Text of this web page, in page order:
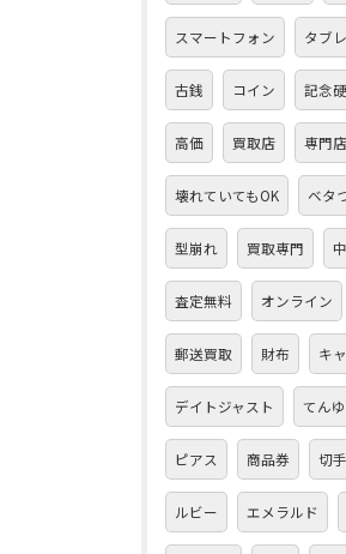
スマートフォン タブ
古銭 コイン 記念
高価 買取店 専門店
壊れていてもOK ベタ
型崩れ 買取専門
査定無料 オンライン
郵送買取 財布 キ
デイトジャスト てん
ピアス 商品券 切手
ルビー エメラルド